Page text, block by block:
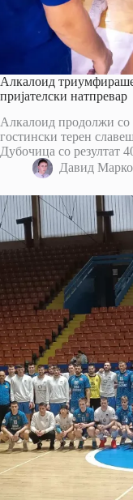
Алкалоид
пријателски натпревар
Алкалоид продолжи со
гостински терен
Дубочица со резултат
Давид